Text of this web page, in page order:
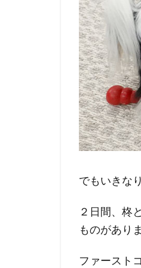
でもいきな
２日間、柊
ものがあり
ファースト